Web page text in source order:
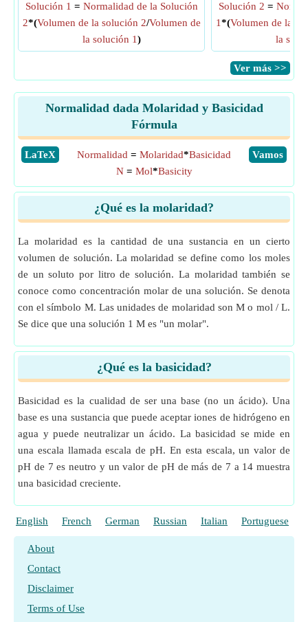
Solución 1 = Normalidad de la Solución
2*(Volumen de la solución 2/Volumen de
la solución 1)
Solución 2 =
1*(Volumen de la
la
​Ver más >>
Normalidad dada Molaridad y Basicidad
Fórmula
​LaTeX ​Vamos
Normalidad = Molaridad*Basicidad
N= Mol*Basicity
¿Qué es la molaridad?
La molaridad es la cantidad de una sustancia en un cierto
volumen de solución. La molaridad se define como los moles
de un soluto por litro de solución. La molaridad también se
conoce como concentración molar de una solución. Se denota
con el símbolo M. Las unidades de molaridad son M o mol / L.
Se dice que una solución 1 M es "un molar".
¿Qué es la basicidad?
Basicidad es la cualidad de ser una base (no un ácido). Una
base es una sustancia que puede aceptar iones de hidrógeno en
agua y puede neutralizar un ácido. La basicidad se mide en
una escala llamada escala de pH. En esta escala, un valor de
pH de 7 es neutro y un valor de pH de más de 7 a 14 muestra
una basicidad creciente.
English French German Russian Italian Portuguese
About
Contact
Disclaimer
Terms of Use